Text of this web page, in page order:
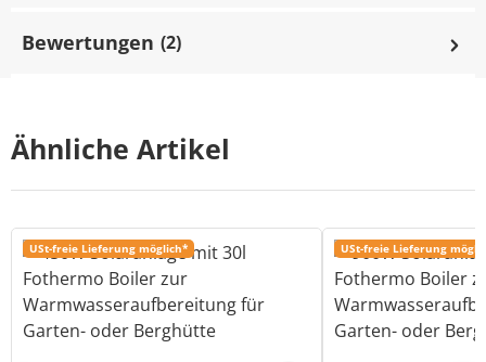
Ähnliche Artikel
USt-freie Lieferung möglich* USt-freie Lieferung
Bewertungen (2)